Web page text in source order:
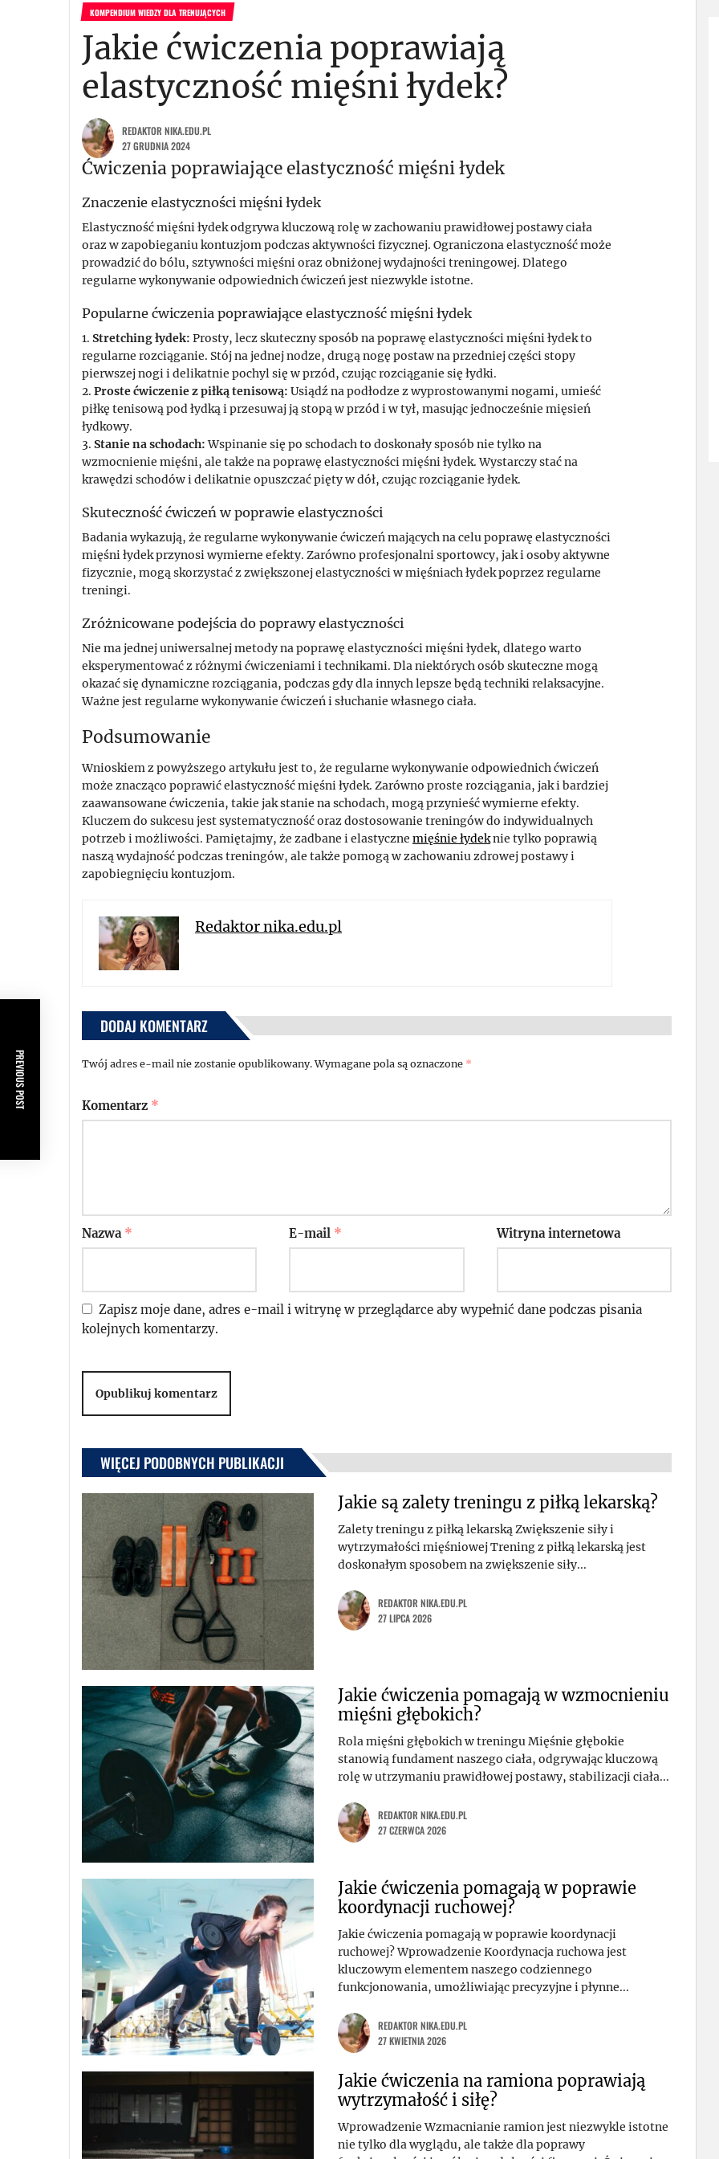
KOMPENDIUM WIEDZY DLA TRENUJĄCYCH
Jakie ćwiczenia poprawiają
elastyczność mięśni łydek?
REDAKTOR NIKA.EDU.PL
27 GRUDNIA 2024
Ćwiczenia poprawiające elastyczność mięśni łydek
Znaczenie elastyczności mięśni łydek
Elastyczność mięśni łydek odgrywa kluczową rolę w zachowaniu prawidłowej postawy ciała
oraz w zapobieganiu kontuzjom podczas aktywności fizycznej. Ograniczona elastyczność może
prowadzić do bólu, sztywności mięśni oraz obniżonej wydajności treningowej. Dlatego
regularne wykonywanie odpowiednich ćwiczeń jest niezwykle istotne.
Popularne ćwiczenia poprawiające elastyczność mięśni łydek
1. Stretching łydek: Prosty, lecz skuteczny sposób na poprawę elastyczności mięśni łydek to
regularne rozciąganie. Stój na jednej nodze, drugą nogę postaw na przedniej części stopy
pierwszej nogi i delikatnie pochyl się w przód, czując rozciąganie się łydki.
2. Proste ćwiczenie z piłką tenisową: Usiądź na podłodze z wyprostowanymi nogami, umieść
piłkę tenisową pod łydką i przesuwaj ją stopą w przód i w tył, masując jednocześnie mięsień
łydkowy.
3. Stanie na schodach:Wspinanie się po schodach to doskonały sposób nie tylko na
wzmocnienie mięśni, ale także na poprawę elastyczności mięśni łydek. Wystarczy stać na
krawędzi schodów i delikatnie opuszczać pięty w dół, czując rozciąganie łydek.
Skuteczność ćwiczeń w poprawie elastyczności
Badania wykazują, że regularne wykonywanie ćwiczeń mających na celu poprawę elastyczności
mięśni łydek przynosi wymierne efekty. Zarówno profesjonalni sportowcy, jak i osoby aktywne
fizycznie, mogą skorzystać z zwiększonej elastyczności w mięśniach łydek poprzez regularne
treningi.
Zróżnicowane podejścia do poprawy elastyczności
Nie ma jednej uniwersalnej metody na poprawę elastyczności mięśni łydek, dlatego warto
eksperymentować z różnymi ćwiczeniami i technikami. Dla niektórych osób skuteczne mogą
okazać się dynamiczne rozciągania, podczas gdy dla innych lepsze będą techniki relaksacyjne.
Ważne jest regularne wykonywanie ćwiczeń i słuchanie własnego ciała.
Podsumowanie
Wnioskiem z powyższego artykułu jest to, że regularne wykonywanie odpowiednich ćwiczeń
może znacząco poprawić elastyczność mięśni łydek. Zarówno proste rozciągania, jak i bardziej
zaawansowane ćwiczenia, takie jak stanie na schodach, mogą przynieść wymierne efekty.
Kluczem do sukcesu jest systematyczność oraz dostosowanie treningów do indywidualnych
potrzeb i możliwości. Pamiętajmy, że zadbane i elastyczne mięśnie łydeknie tylko poprawią
naszą wydajność podczas treningów, ale także pomogą w zachowaniu zdrowej postawy i
zapobiegnięciu kontuzjom.
Redaktor nika.edu.pl
DODAJ KOMENTARZ
Twój adres e-mail nie zostanie opublikowany. Wymagane pola są oznaczone *
Komentarz *
Nazwa * E-mail * Witryna internetowa
Zapisz moje dane, adres e-mail i witrynę w przeglądarce aby wypełnić dane podczas pisania
kolejnych komentarzy.
PREVIOUS POST
WIĘCEJ PODOBNYCH PUBLIKACJI
Jakie są zalety treningu z piłką lekarską?
Zalety treningu z piłką lekarską Zwiększenie siły i
wytrzymałości mięśniowej Trening z piłką lekarską jest
doskonałym sposobem na zwiększenie siły...
REDAKTOR NIKA.EDU.PL
27 LIPCA 2026
Jakie ćwiczenia pomagają w wzmocnieniu
mięśni głębokich?
Rola mięśni głębokich w treningu Mięśnie głębokie
stanowią fundament naszego ciała, odgrywając kluczową
rolę w utrzymaniu prawidłowej postawy, stabilizacji ciała...
REDAKTOR NIKA.EDU.PL
27 CZERWCA 2026
Jakie ćwiczenia pomagają w poprawie
koordynacji ruchowej?
Jakie ćwiczenia pomagają w poprawie koordynacji
ruchowej? Wprowadzenie Koordynacja ruchowa jest
kluczowym elementem naszego codziennego
funkcjonowania, umożliwiając precyzyjne i płynne...
REDAKTOR NIKA.EDU.PL
27 KWIETNIA 2026
Jakie ćwiczenia na ramiona poprawiają
wytrzymałość i siłę?
Wprowadzenie Wzmacnianie ramion jest niezwykle istotne
nie tylko dla wyglądu, ale także dla poprawy